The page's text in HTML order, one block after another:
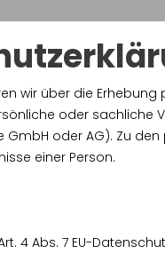
wir über die
oder sachliche
GmbH oder AG). Zu
einer Person.
4 Abs. 7 EU-